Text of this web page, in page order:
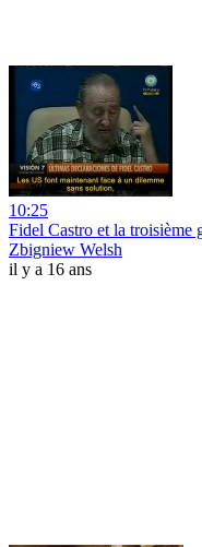
10:25
Fidel Castro et la troisième
Zbigniew Welsh
il y a 16 ans